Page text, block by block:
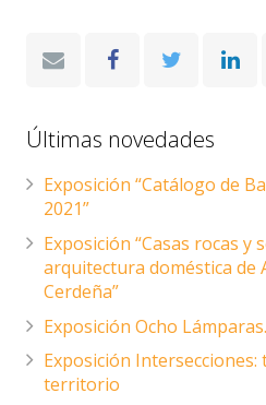
Últimas novedades
Exposición “Catálogo de
2021”
Exposición “Casas rocas y
arquitectura doméstica de
Cerdeña”
Exposición Ocho
Exposición
territorio